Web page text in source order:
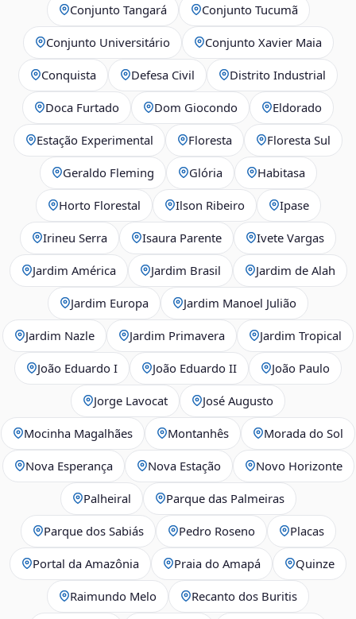
Conjunto Tangará Conjunto Tucumã
Conjunto Universitário Conjunto Xavier Maia
Conquista Defesa Civil Distrito Industrial
Doca Furtado Dom Giocondo Eldorado
Estação Experimental Floresta Floresta Sul
Geraldo Fleming Glória Habitasa
Horto Florestal Ilson Ribeiro Ipase
Irineu Serra Isaura Parente Ivete Vargas
Jardim América Jardim Brasil Jardim de Alah
Jardim Europa Jardim Manoel Julião
Jardim Nazle Jardim Primavera Jardim Tropical
João Eduardo I João Eduardo II João Paulo
Jorge Lavocat José Augusto
Mocinha Magalhães Montanhês Morada do Sol
Nova Esperança Nova Estação Novo Horizonte
Palheiral Parque das Palmeiras
Parque dos Sabiás Pedro Roseno Placas
Portal da Amazônia Praia do Amapá Quinze
Raimundo Melo Recanto dos Buritis